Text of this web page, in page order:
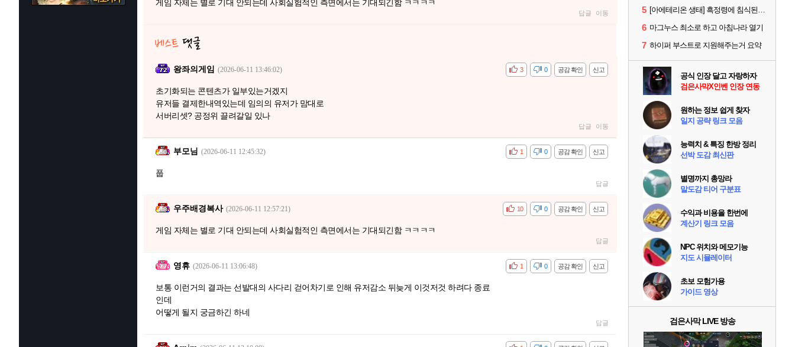
게임 자체는 별로 기대 안되는데 사회실험적인 측면에서는 기대되긴함 ㅋㅋㅋㅋ
답글 이동
왕좌의게임 (2026-06-11 13:46:02) 신고
공감 확인
비공감 0
3
초기화되는 콘텐츠가 일부있는거겠지
유저들 결제한내역있는데 임의의 유저가 맘대로
서버리셋? 공정위 끌려갈일 있나
답글 이동
부모님 (2026-06-11 12:45:32) 신고
공감 확인
비공감 0
1
풉
답글
우주배경복사 (2026-06-11 12:57:21) 신고
공감 확인
비공감 0
10
게임 자체는 별로 기대 안되는데 사회실험적인 측면에서는 기대되긴함 ㅋㅋㅋㅋ
답글
영휴 (2026-06-11 13:06:48) 신고
공감 확인
비공감 0
1
보통 이런거의 결과는 선발대의 사다리 걷어차기로 인해 유저감소 뒤늦게 이것저것 하려다 종료
인데
어떻게 될지 궁금하긴 하네
답글
5 [아에테리온 생태] 흑정령에 침식된 검사/용병
6 마그누스 최소로 하고 아침나라 열기
7 하이퍼 부스트로 지원해주는거 요약
공식 인장 달고 자랑하자
검은사막X인벤 인장 연동
원하는 정보 쉽게 찾자
일지 공략 링크 모음
능력치 & 특징 한방 정리
선박 도감 최신판
별명까지 총망라
말도감 티어 구분표
수익과 비용을 한번에
계산기 링크 모음
NPC 위치와 메모기능
지도 시뮬레이터
초보 모험가용
가이드 영상
검은사막 LIVE 방송